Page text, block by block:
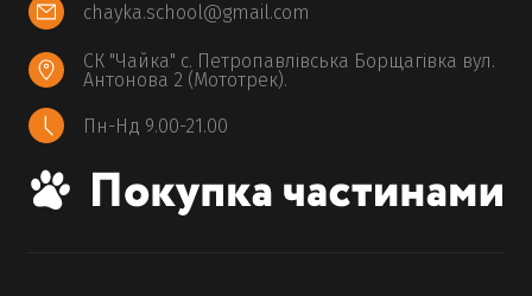
chayka.school@gmail.com
СК "Чайка" с. Петропавлівська Борщагівка вул.
Антонова 2 (Мототрек).
Пн-Нд 9.00-21.00